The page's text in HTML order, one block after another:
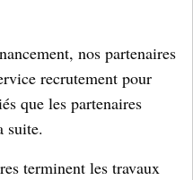
nos partenaires
recrutement pour
que les partenaires
suite.
terminent les travaux